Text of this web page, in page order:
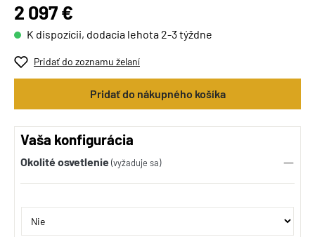
2 097 €
K dispozícii, dodacia lehota 2-3 týždne
Pridať do zoznamu želaní
Pridať do nákupného košíka
Vaša konfigurácia
Okolité osvetlenie (vyžaduje sa)